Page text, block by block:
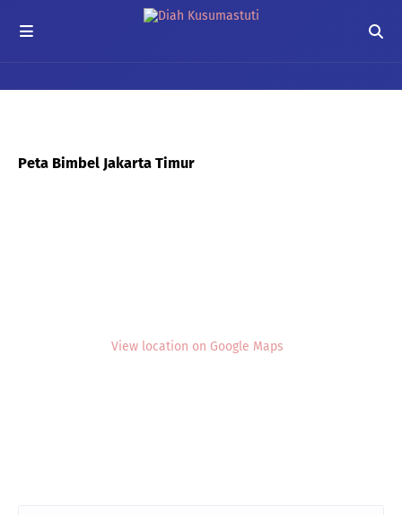
Peta Bimbel Jakarta Timur
View location on Google Maps